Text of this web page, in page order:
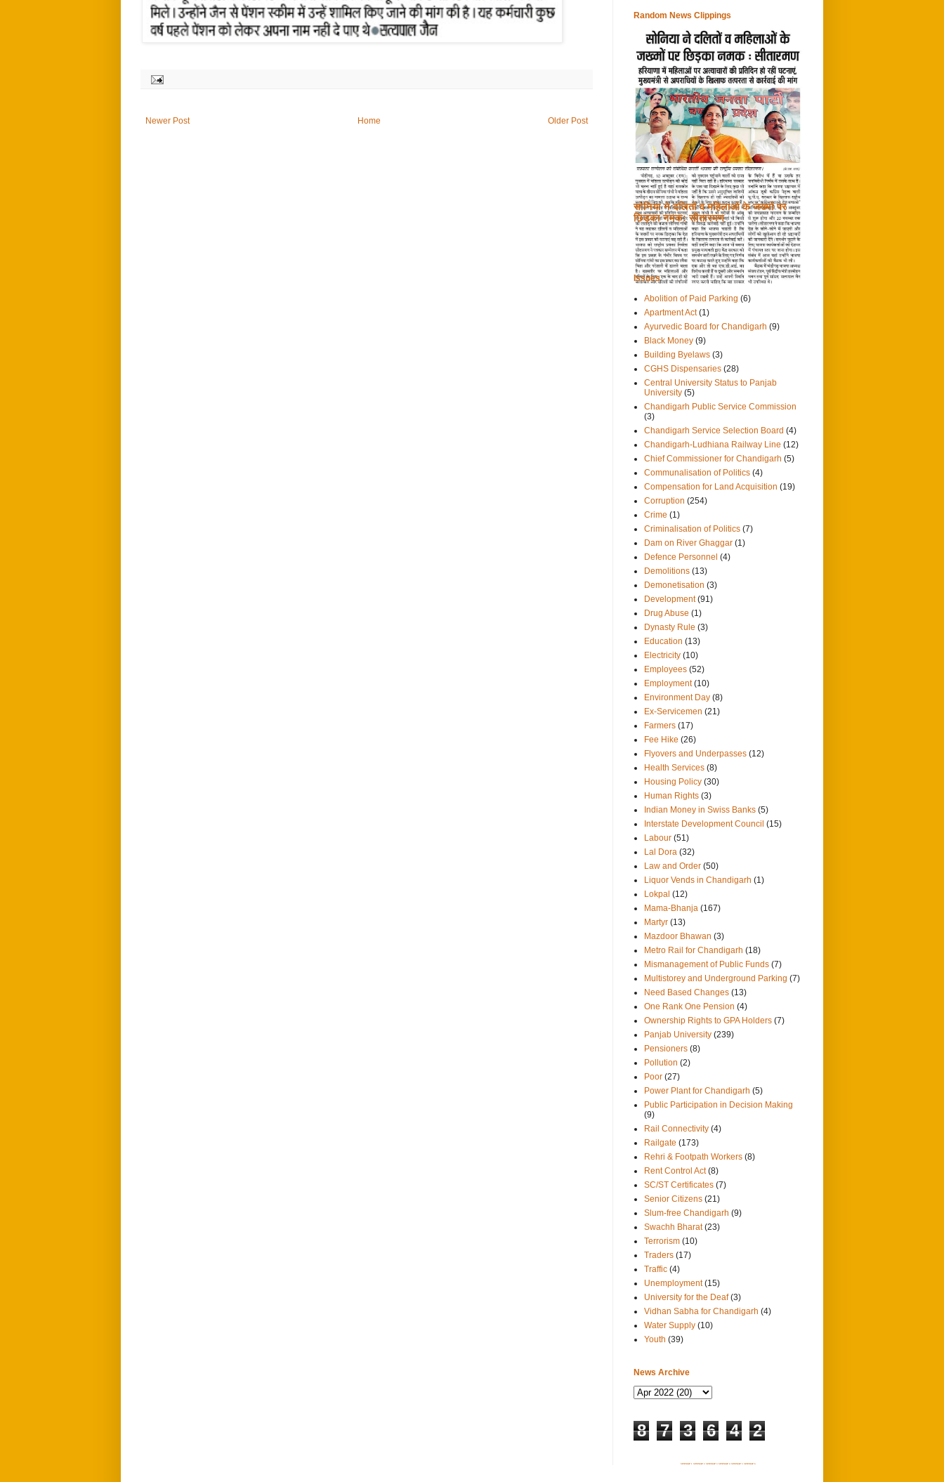
Newer Post Older Post
Home
Random News Clippings
सोनिया ने दलितों व महिलाओं के जख्मों पर
छिड़का नमक: सीतारमण
0 11/10/2012
पंजाब केसरी, चंडीगढ़
Issues
Abolition of Paid Parking (6)
Apartment Act (1)
Ayurvedic Board for Chandigarh (9)
Black Money (9)
Building Byelaws (3)
CGHS Dispensaries (28)
Central University Status to Panjab
University (5)
Chandigarh Public Service Commission
(3)
Chandigarh Service Selection Board (4)
Chandigarh-Ludhiana Railway Line (12)
Chief Commissioner for Chandigarh (5)
Communalisation of Politics (4)
Compensation for Land Acquisition (19)
Corruption (254)
Crime (1)
Criminalisation of Politics (7)
Dam on River Ghaggar (1)
Defence Personnel (4)
Demolitions (13)
Demonetisation (3)
Development (91)
Drug Abuse (1)
Dynasty Rule (3)
Education (13)
Electricity (10)
Employees (52)
Employment (10)
Environment Day (8)
Ex-Servicemen (21)
Farmers (17)
Fee Hike (26)
Flyovers and Underpasses (12)
Health Services (8)
Housing Policy (30)
Human Rights (3)
Indian Money in Swiss Banks (5)
Interstate Development Council (15)
Labour (51)
Lal Dora (32)
Law and Order (50)
Liquor Vends in Chandigarh (1)
Lokpal (12)
Mama-Bhanja (167)
Martyr (13)
Mazdoor Bhawan (3)
Metro Rail for Chandigarh (18)
Mismanagement of Public Funds (7)
Multistorey and Underground Parking (7)
Need Based Changes (13)
One Rank One Pension (4)
Ownership Rights to GPA Holders (7)
Panjab University (239)
Pensioners (8)
Pollution (2)
Poor (27)
Power Plant for Chandigarh (5)
Public Participation in Decision Making
(9)
Rail Connectivity (4)
Railgate (173)
Rehri & Footpath Workers (8)
Rent Control Act (8)
SC/ST Certificates (7)
Senior Citizens (21)
Slum-free Chandigarh (9)
Swachh Bharat (23)
Terrorism (10)
Traders (17)
Traffic (4)
Unemployment (15)
University for the Deaf (3)
Vidhan Sabha for Chandigarh (4)
Water Supply (10)
Youth (39)
News Archive
8 7 3 6 4 2
SITEMAP 1 SITEMAP 2 SITEMAP 3 SITEMAP 4 SITEMAP 5 SITEMAP 6